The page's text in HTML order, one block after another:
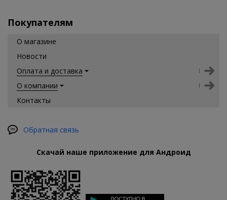
Покупателям
О магазине
Новости
Оплата и доставка
О компании
Контакты
Обратная связь
Скачай наше приложение для Андроид